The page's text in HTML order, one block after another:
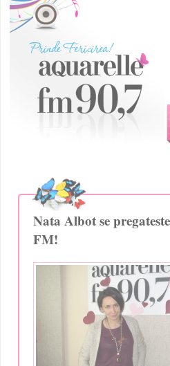
Nata Albot se
FM!